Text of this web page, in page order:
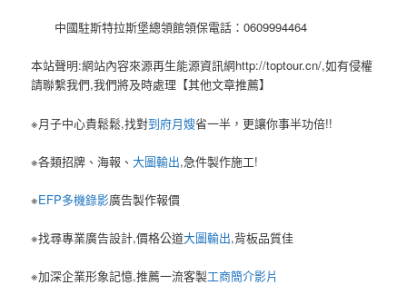
中國駐斯特拉斯堡總領館領保電話：0609994464
本站聲明:網站內容來源再生能源資訊網http://toptour.cn/,如有侵權
請聯繫我們,我們將及時處理【其他文章推薦】
※月子中心貴鬆鬆,找對到府月嫂省一半，更讓你事半功倍!!
※各類招牌、海報、大圖輸出,急件製作施工!
※EFP多機錄影廣告製作報價
※找尋專業廣告設計,價格公道大圖輸出,背板品質佳
※加深企業形象記憶,推薦一流客製工商簡介影片